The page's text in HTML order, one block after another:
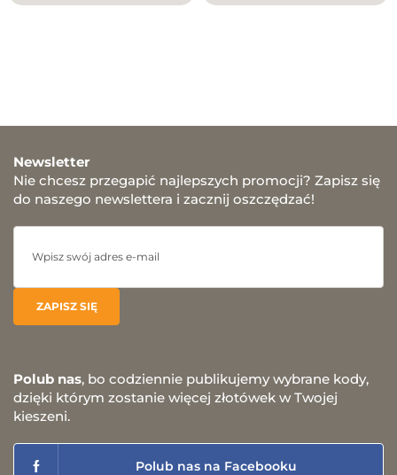
Newsletter
Nie chcesz przegapić najlepszych promocji? Zapisz się
do naszego newslettera i zacznij oszczędzać!
Polub nas, bo codziennie publikujemy wybrane kody,
dzięki którym zostanie więcej złotówek w Twojej
kieszeni.
Polub nas na Facebooku